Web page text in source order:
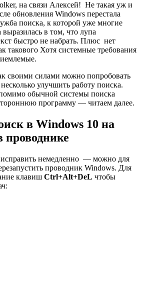
на связи Алексей! Не такая уж и
обновления Windows перестала
поиска, к которой уже многие
в том, что лупа
быстро не набрать. Плюс нет
такового Хотя системные требования
своими силами можно попробовать
улучшить работу поиска.
помимо обычной системы поиска
программу — читаем далее.
в Windows 10 на
проводнике
немедленно — можно для
проводник Windows. Для
клавиш Ctrl+Alt+DeL чтобы